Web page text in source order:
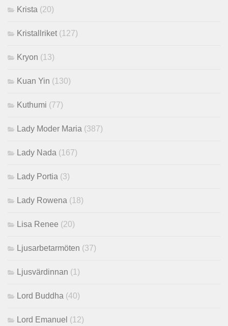
Krista (20)
Kristallriket (127)
Kryon (13)
Kuan Yin (130)
Kuthumi (77)
Lady Moder Maria (387)
Lady Nada (167)
Lady Portia (3)
Lady Rowena (18)
Lisa Renee (20)
Ljusarbetarmöten (37)
Ljusvärdinnan (1)
Lord Buddha (40)
Lord Emanuel (12)